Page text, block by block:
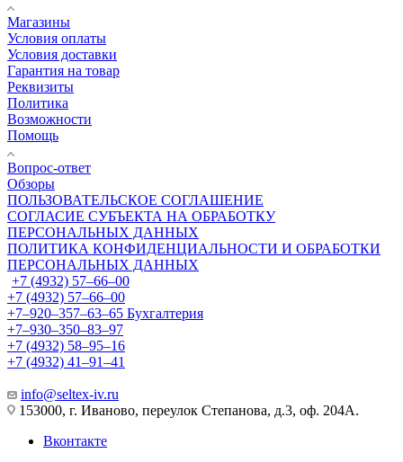
Магазины
Условия оплаты
Условия доставки
Гарантия на товар
Реквизиты
Политика
Возможности
Помощь
Вопрос-ответ
Обзоры
ПОЛЬЗОВАТЕЛЬСКОЕ СОГЛАШЕНИЕ
СОГЛАСИЕ СУБЪЕКТА НА ОБРАБОТКУ
ПЕРСОНАЛЬНЫХ ДАННЫХ
ПОЛИТИКА КОНФИДЕНЦИАЛЬНОСТИ И ОБРАБОТКИ
ПЕРСОНАЛЬНЫХ ДАННЫХ
+7 (4932) 57‒66‒00
+7 (4932) 57‒66‒00
+7‒920‒357‒63‒65 Бухгалтерия
+7‒930‒350‒83‒97
+7 (4932) 58‒95‒16
+7 (4932) 41‒91‒41
info@seltex-iv.ru
153000, г. Иваново, переулок Степанова, д.3, оф. 204А.
Вконтакте